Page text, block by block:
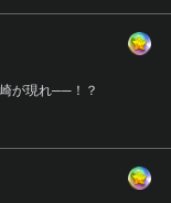
が現れ──！？